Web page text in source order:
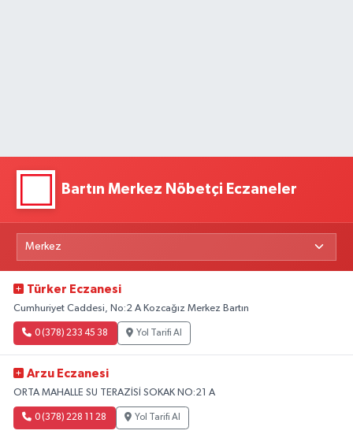
Bartın Merkez Nöbetçi Eczaneler
Türker Eczanesi
Cumhuriyet Caddesi, No:2 A Kozcağız Merkez Bartın
0 (378) 233 45 38 Yol Tarifi Al
Arzu Eczanesi
ORTA MAHALLE SU TERAZİSİ SOKAK NO:21 A
0 (378) 228 11 28 Yol Tarifi Al